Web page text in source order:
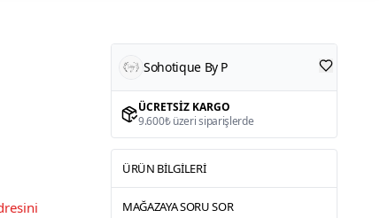
Sohotique By P
ÜCRETSIZ KARGO
9.600₺ üzeri siparişlerde
ÜRÜN BILGILERI
MAĞAZAYA SORU SOR